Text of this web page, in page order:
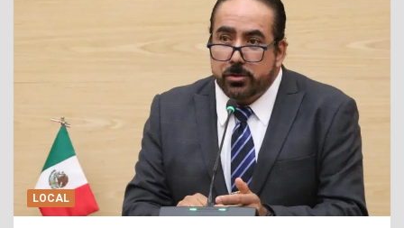
LOCAL